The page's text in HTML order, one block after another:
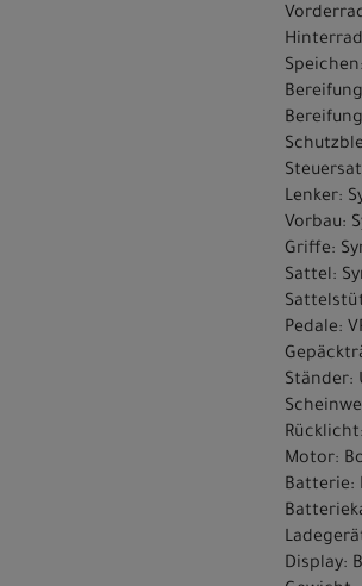
Lenker:
Vorbau:
Griffe:
Sattel:
Pedale:
Ständer:
Motor:
Batterie:
Display: